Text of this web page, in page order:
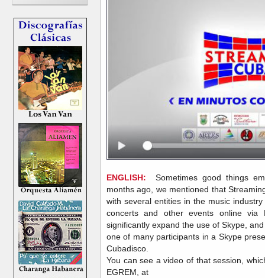
ENGLISH: Sometimes good things
months ago, we mentioned that
with several entities in the music
concerts and other events online
significantly expand the use of Skype,
one of many participants in a Skype
Cubadisco.
You can see a video of that session,
EGREM, at